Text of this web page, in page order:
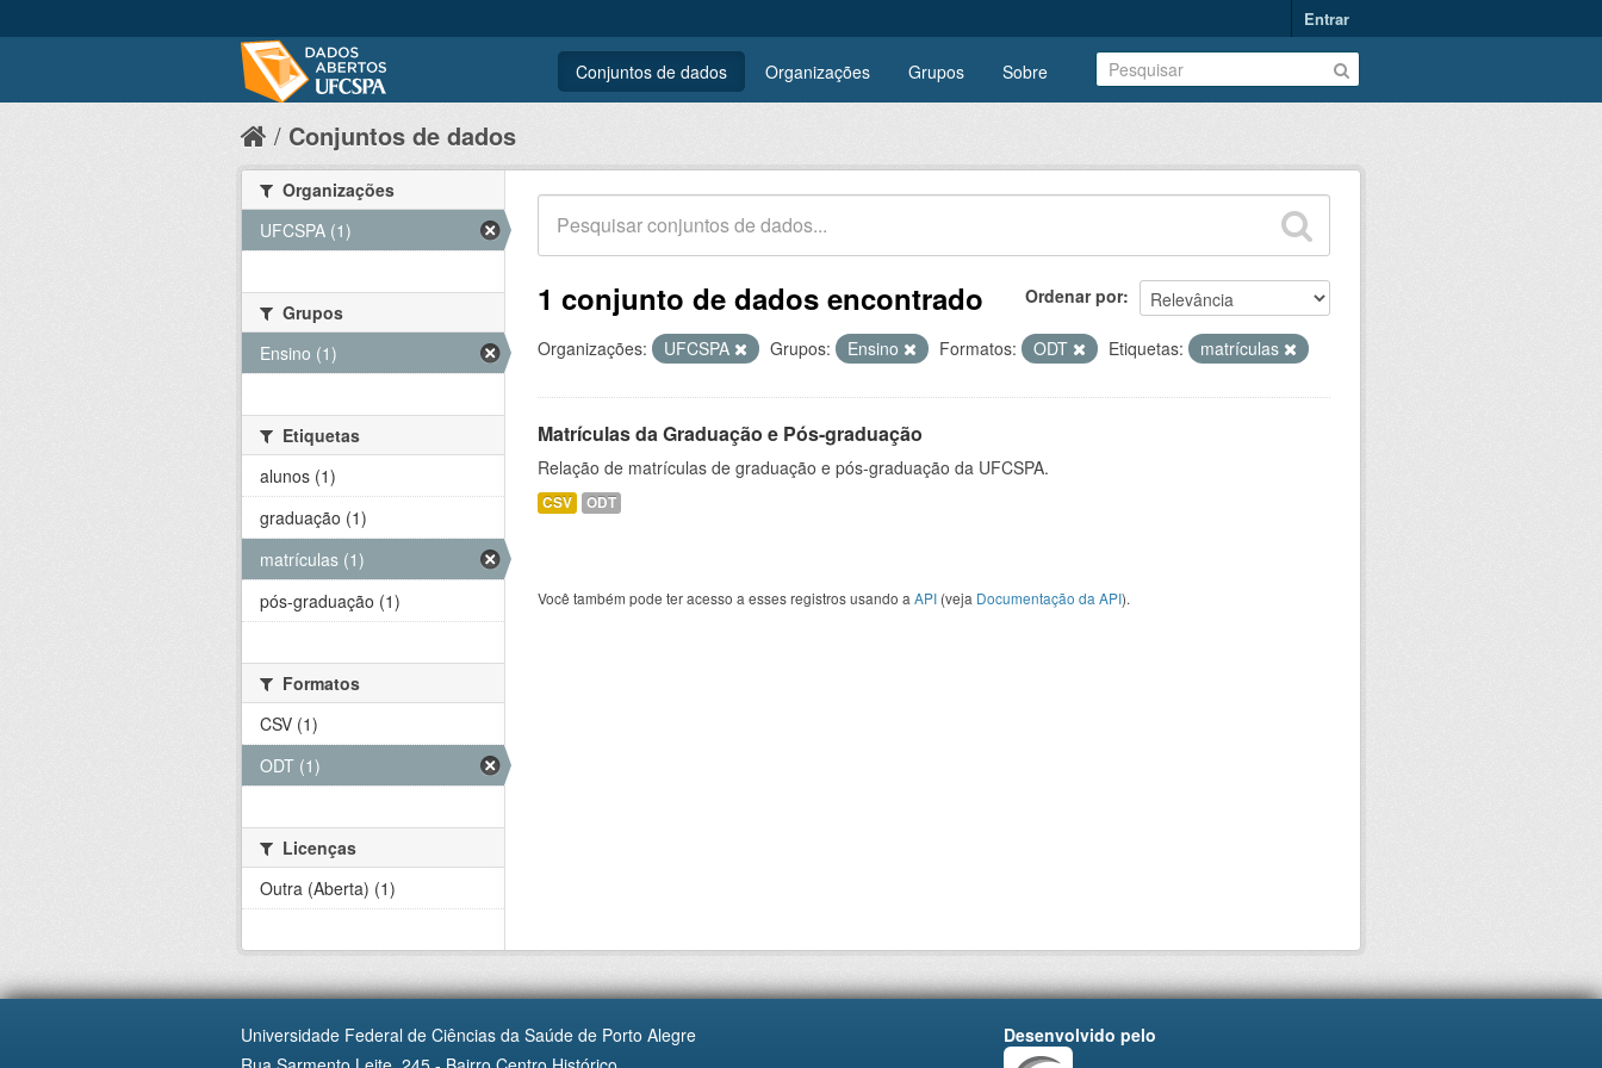
Entrar
Conjuntos de dados Organizações Grupos Sobre
Conjuntos de dados
Ordenar por
1 conjunto de dados encontrado
Organizações: UFCSPA Grupos: Ensino Formatos: ODT Etiquetas: matrículas
Matrículas da Graduação e Pós-graduação
Relação de matrículas de graduação e pós-graduação da UFCSPA.
CSV ODT
Você também pode ter acesso a esses registros usando a API (veja Documentação da API).
Organizações
UFCSPA (1)
Grupos
Ensino (1)
Etiquetas
alunos (1)
graduação (1)
matrículas (1)
pós-graduação (1)
Formatos
CSV (1)
ODT (1)
Licenças
Outra (Aberta) (1)
Universidade Federal de Ciências da Saúde de Porto Alegre
Desenvolvido pelo